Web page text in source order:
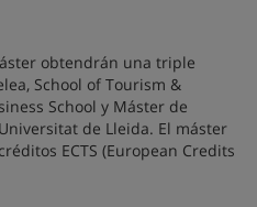
obtendrán una triple
School of Tourism &
School y Máster de
de Lleida. El máster
ECTS (European Credits